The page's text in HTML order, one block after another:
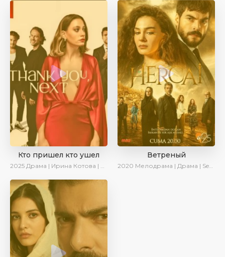
Кто пришел кто ушел
2025 Драма | Ирина Котова | Новинки | Сериалы 2025
Ветреный
2020 Мелодрама | Драма | SesDizi | Ирина Котова | AveTurk